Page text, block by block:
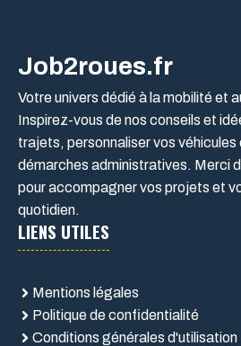
Job2roues.fr
Votre univers dédié à la mobilité et
Inspirez-vous de nos conseils et
trajets, personnaliser vos véhicules
démarches administratives. Merci
pour accompagner vos projets et
quotidien.
LIENS UTILES
Mentions légales
Politique de confidentialité
Conditions générales d'utilisation